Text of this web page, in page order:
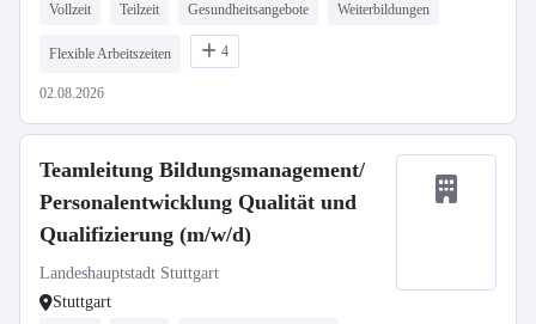
Vollzeit Teilzeit Gesundheitsangebote Weiterbildungen
Flexible Arbeitszeiten 4
02.08.2026
Teamleitung Bildungsmanagement/
Personalentwicklung Qualität und
Qualifizierung (m/w/d)
Landeshauptstadt Stuttgart
Stuttgart